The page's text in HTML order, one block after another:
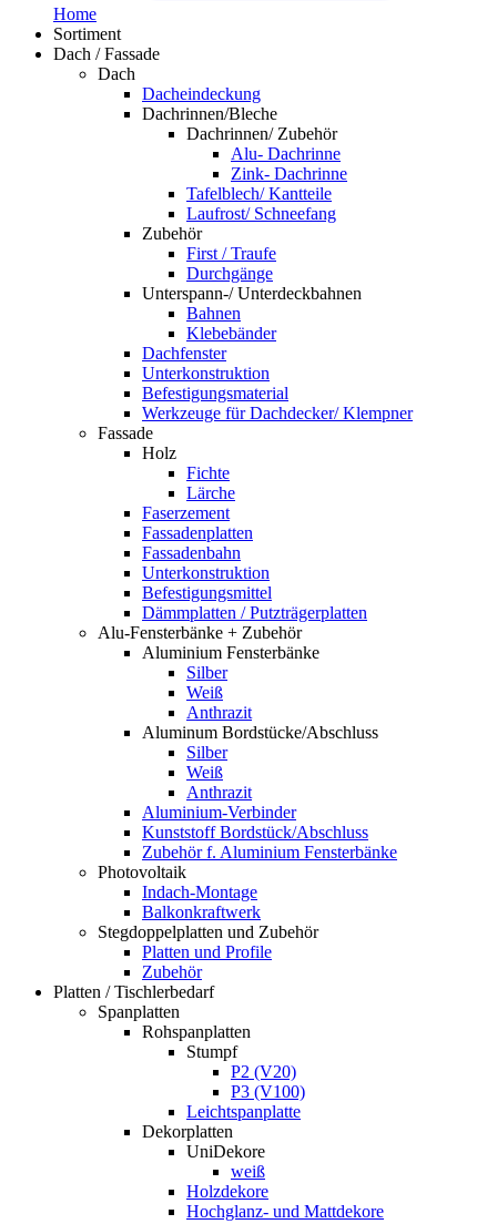
Home
Sortiment
Dach / Fassade
Dach
Dacheindeckung
Dachrinnen/Bleche
Dachrinnen/ Zubehör
Alu- Dachrinne
Zink- Dachrinne
Tafelblech/ Kantteile
Laufrost/ Schneefang
Zubehör
First / Traufe
Durchgänge
Unterspann-/ Unterdeckbahnen
Bahnen
Klebebänder
Dachfenster
Unterkonstruktion
Befestigungsmaterial
Werkzeuge für Dachdecker/ Klempner
Fassade
Holz
Fichte
Lärche
Faserzement
Fassadenplatten
Fassadenbahn
Unterkonstruktion
Befestigungsmittel
Dämmplatten / Putzträgerplatten
Alu-Fensterbänke + Zubehör
Aluminium Fensterbänke
Silber
Weiß
Anthrazit
Aluminum Bordstücke/Abschluss
Silber
Weiß
Anthrazit
Aluminium-Verbinder
Kunststoff Bordstück/Abschluss
Zubehör f. Aluminium Fensterbänke
Photovoltaik
Indach-Montage
Balkonkraftwerk
Stegdoppelplatten und Zubehör
Platten und Profile
Zubehör
Platten / Tischlerbedarf
Spanplatten
Rohspanplatten
Stumpf
P2 (V20)
P3 (V100)
Leichtspanplatte
Dekorplatten
UniDekore
weiß
Holzdekore
Hochglanz- und Mattdekore